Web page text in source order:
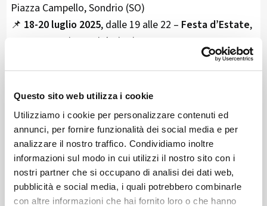
Questo sito web utilizza i cookie
Utilizziamo i cookie per personalizzare contenuti ed
annunci, per fornire funzionalità dei social media e per
analizzare il nostro traffico. Condividiamo inoltre
informazioni sul modo in cui utilizzi il nostro sito con i
nostri partner che si occupano di analisi dei dati web,
pubblicità e social media, i quali potrebbero combinarle
con altre informazioni che hai fornito loro o che hanno
Piazza Campello, Sondrio (SO)
📌 18-20 luglio 2025, dalle 19 alle 22 – Festa d’Estate,
Campo sportivo, Caiolo (SO)
Sagra di Vetto,
Vetto, Teglio (SO)
Durante le serate:
🎨Truccabimbi
Sculture di palloncini
🎉Laboratori creativi e giochi
👉 Perfetto per trascorrere un’estate diversa e piena
di colori.